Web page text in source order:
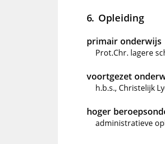
Opleiding
primair onderwijs
Prot.Chr. lagere
voortgezet
h.b.s., Christelijk
hoger
administratieve